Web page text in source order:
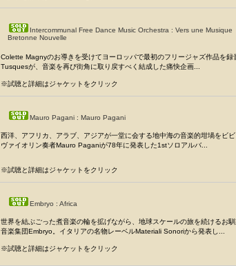
Intercommunal Free Dance Music Orchestra : Vers une Musique
Bretonne Nouvelle
Colette Magnyのお導きを受けてヨーロッパで最初のフリージャズ作品を録
Tusquesが、音楽を再び街角に取り戻すべく結成した痛快企画...
※試聴と詳細はジャケットをクリック
Mauro Pagani : Mauro Pagani
西洋、アフリカ、アラブ、アジアが一堂に会する地中海の音楽的坩堝をビビ
ヴァイオリン奏者Mauro Paganiが78年に発表した1stソロアルバ...
※試聴と詳細はジャケットをクリック
Embryo : Africa
世界を結ぶごった煮音楽の輪を拡げながら、地球スケールの旅を続けるお
音楽集団Embryo。イタリアの名物レーベルMateriali Sonoriから発表し...
※試聴と詳細はジャケットをクリック